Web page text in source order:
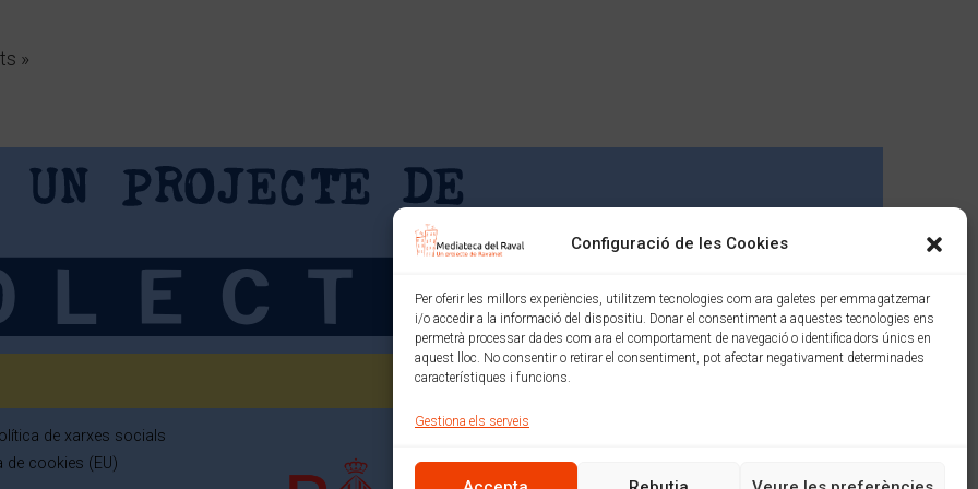
Configuració de les Cookies
Per oferir les millors experiències, utilitzem tecnologies com ara galetes per emmagatzemar
i/o accedir a la informació del dispositiu. Donar el consentiment a aquestes tecnologies ens
permetrà processar dades com ara el comportament de navegació o identificadors únics en
aquest lloc. No consentir o retirar el consentiment, pot afectar negativament determinades
característiques i funcions.
Gestiona els serveis
»
de xarxes socials
de cookies (EU)